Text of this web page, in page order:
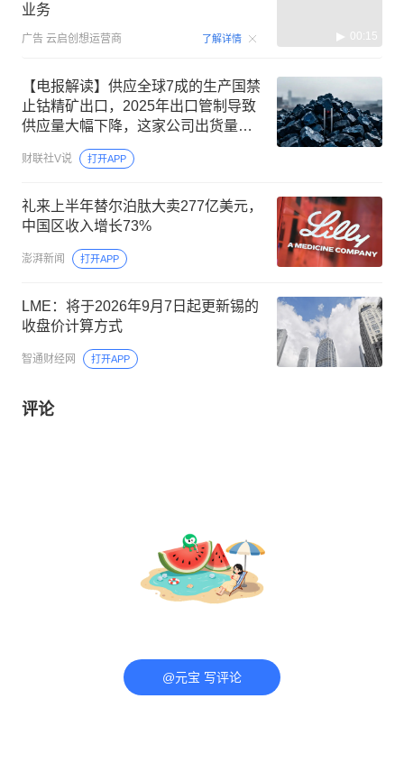
业务
广告 云启创想运营商 了解详情 00:15
【电报解读】供应全球7成的生产国禁
止钴精矿出口，2025年出口管制导致
供应量大幅下降，这家公司出货量逾
财联社V说 打开APP
礼来上半年替尔泊肽大卖277亿美元，
中国区收入增长73%
澎湃新闻 打开APP
LME：将于2026年9月7日起更新锡的
收盘价计算方式
智通财经网 打开APP
评论
@元宝 写评论